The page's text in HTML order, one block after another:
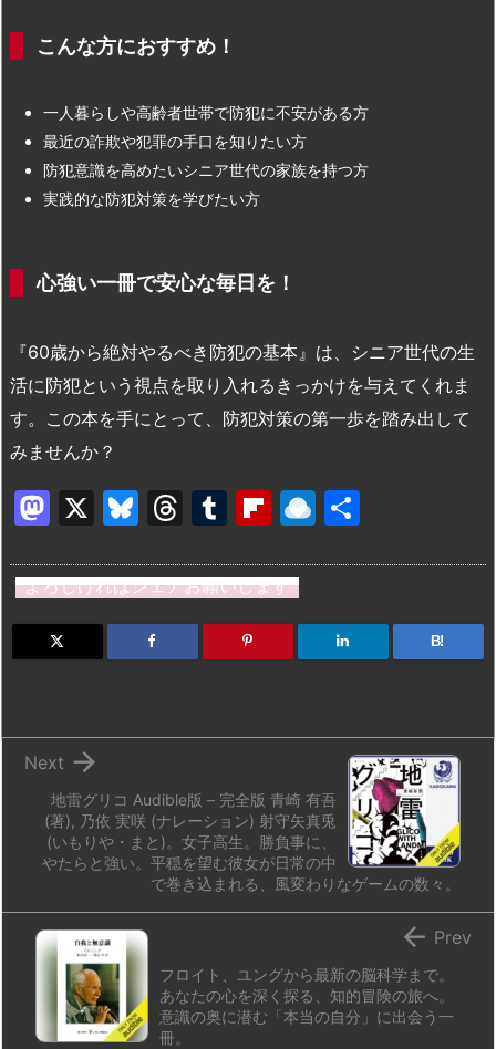
こんな方におすすめ！
一人暮らしや高齢者世帯で防犯に不安がある方
最近の詐欺や犯罪の手口を知りたい方
防犯意識を高めたいシニア世代の家族を持つ方
実践的な防犯対策を学びたい方
心強い一冊で安心な毎日を！
『60歳から絶対やるべき防犯の基本』は、シニア世代の生
活に防犯という視点を取り入れるきっかけを与えてくれま
す。この本を手にとって、防犯対策の第一歩を踏み出して
みませんか？
M
st
o
d
X
Bl
e
s
k
T
e
a
d
T
m
bl
r
Fl
b
o
ar
R
n
dr
o
よろしければシェアお願いします
B!
地雷グリコ Audible版 – 完全版 青崎 有吾
(著), 乃依 実咲 (ナレーション) 射守矢真兎
(いもりや・まと)。女子高生。勝負事に、
やたらと強い。平穏を望む彼女が日常の中
で巻き込まれる、風変わりなゲームの数々。

Next
フロイト、ユングから最新の脳科学まで。
あなたの心を深く探る、知的冒険の旅へ。
意識の奥に潜む「本当の自分」に出会う一
冊。
 Prev